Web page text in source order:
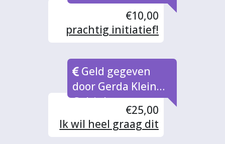
plugge
€10,00
prachtig initiatief!
Geld gegeven
door Gerda Klein
Geltink
€25,00
Ik wil heel graag dit